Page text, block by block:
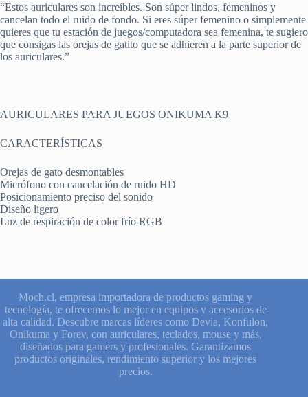
“Estos auriculares son increíbles. Son súper lindos, femeninos y
cancelan todo el ruido de fondo. Si eres súper femenino o simplemente
quieres que tu estación de juegos/computadora sea femenina, te sugiero
que consigas las orejas de gatito que se adhieren a la parte superior de
los auriculares.”
AURICULARES PARA JUEGOS ONIKUMA K9
CARACTERÍSTICAS
Orejas de gato desmontables
Micrófono con cancelación de ruido HD
Posicionamiento preciso del sonido
Diseño ligero
Luz de respiración de color frío RGB
Moch.cl, empresa importadora de productos gaming y
tecnología, te ofrecemos lo mejor en equipos y accesorios de
alta calidad. Descubre marcas líderes como Devia, Konfulon,
Onikuma y Forev, con auriculares, teclados, mouse y más,
diseñados para gamers y profesionales. Garantizamos
productos originales, rendimiento superior y los mejores
precios.